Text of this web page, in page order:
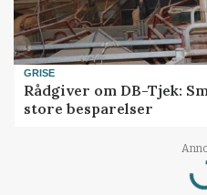
GRISE
Rådgiver om DB-Tjek:
store besparelser